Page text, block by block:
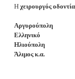
Η χειρουργός
Αργυρούπολη
Ελληνικό
Ηλιούπολη
Άλιμος κ.α.